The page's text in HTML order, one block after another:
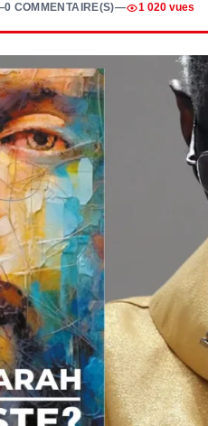
0 COMMENTAIRE(S)— 1 020 vues